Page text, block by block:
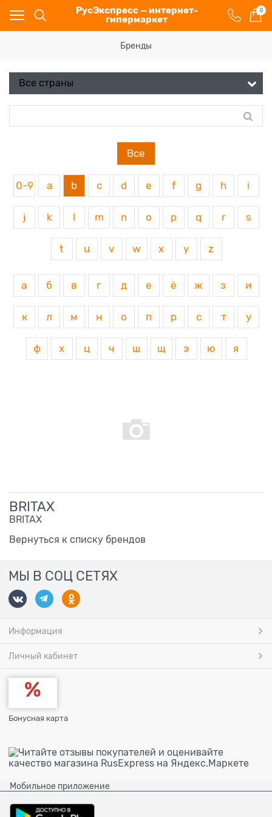
РусЭкспресс — интернет-
гипермаркет
0
Бренды
Все
0-9 a b c d e f g h i
j k m n o p q r s
t u v w x y z
а б в г д е ё ж з и
к л м н о п р с т у
ф х ц ч ш щ э ю я
BRITAX
BRITAX
Вернуться к списку брендов
МЫ В СОЦ СЕТЯХ
Информация
Личный кабинет
Бонусная карта
Мобильное приложение